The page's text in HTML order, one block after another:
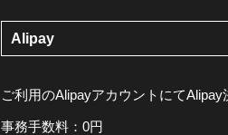
Alipay
ご利用のAlipayアカウントにて
事務手数料：0円